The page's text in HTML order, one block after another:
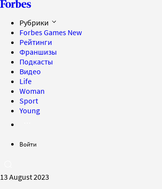
Рубрики
Forbes Games New
Рейтинги
Франшизы
Подкасты
Видео
Life
Woman
Sport
Young
Войти
13 August 2023